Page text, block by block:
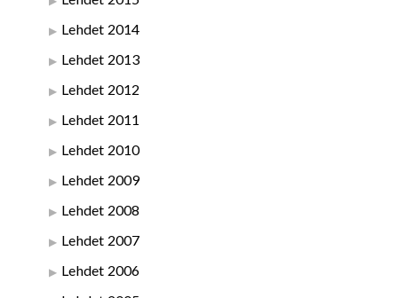
Lehdet 2014
Lehdet 2013
Lehdet 2012
Lehdet 2011
Lehdet 2010
Lehdet 2009
Lehdet 2008
Lehdet 2007
Lehdet 2006